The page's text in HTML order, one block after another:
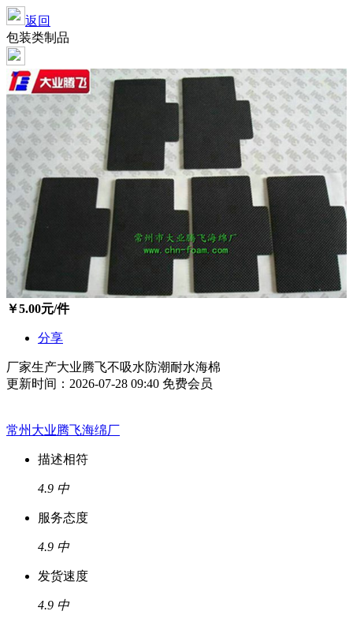
返回
包装类制品
￥5.00元/件
分享
厂家生产大业腾飞不吸水防潮耐水海棉
更新时间：2026-07-28 09:40 免费会员
常州大业腾飞海绵厂
描述相符
4.9 中
服务态度
4.9 中
发货速度
4.9 中